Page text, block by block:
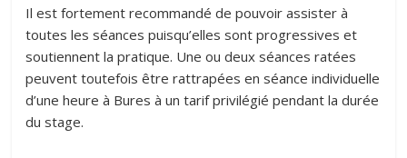
Il est fortement recommandé de pouvoir assister à
toutes les séances puisqu’elles sont progressives et
soutiennent la pratique. Une ou deux séances ratées
peuvent toutefois être rattrapées en séance individuelle
d’une heure à Bures à un tarif privilégié pendant la durée
du stage.